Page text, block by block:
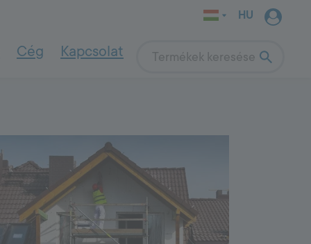
HU
Falszárító vakolatrendszerek
Vályogházak felújítása
Beton javítása tartós megoldással
A homlokzatfelújítás menete
Kerti megoldások
Indoor wall system
Beltéri alapozók
Beltéri alapvakolatok
Simító- és hézagolóanyagok
Természetes építőanyagok
Beltéri festékek
Cég Kapcsolat Search